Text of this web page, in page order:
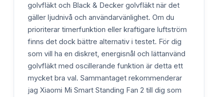
golvfläkt och Black & Decker golvfläkt när det
gäller ljudnivå och användarvänlighet. Om du
prioriterar timerfunktion eller kraftigare luftström
finns det dock bättre alternativ i testet. För dig
som vill ha en diskret, energisnål och lättanvänd
golvfläkt med oscillerande funktion är detta ett
mycket bra val. Sammantaget rekommenderar
jag Xiaomi Mi Smart Standing Fan 2 till dig som